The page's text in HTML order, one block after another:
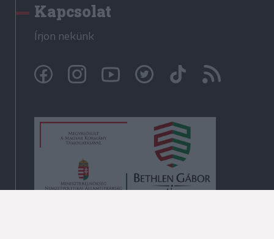
Kapcsolat
Írjon nekünk